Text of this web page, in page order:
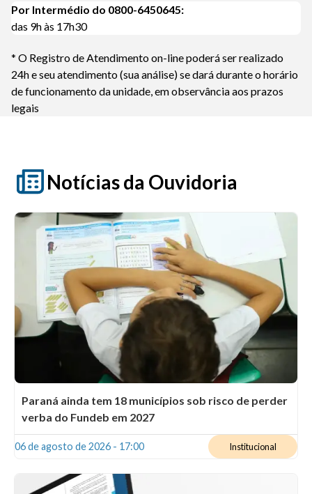
Por Intermédio do 0800-6450645:
das 9h às 17h30
* O Registro de Atendimento on-line poderá ser realizado
24h e seu atendimento (sua análise) se dará durante o horário
de funcionamento da unidade, em observância aos prazos
legais
Notícias da Ouvidoria
Paraná ainda tem 18 municípios sob risco de perder
verba do Fundeb em 2027
06 de agosto de 2026 - 17:00 Institucional